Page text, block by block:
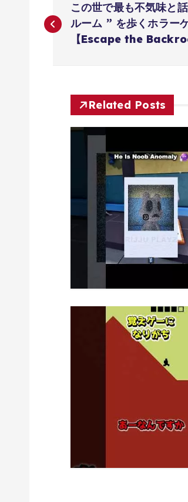
稿
この世で最も不気味と
ルーム ” を歩くホラー
【Escape the
Related Posts